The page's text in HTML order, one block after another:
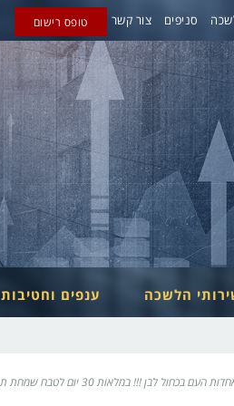
סניפים צור קשר טופס רישום
הלשכה ענפים וחטיבות
העם בכחול לבן !!! במלאות 30 יום לטבח שמחת תורה מתאחדים ומחזירים את השבויים שלנו הבית